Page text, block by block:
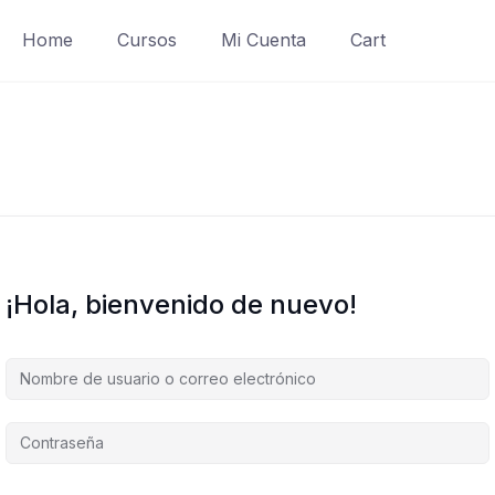
Home Cursos Mi Cuenta Cart
¡Hola, bienvenido de nuevo!